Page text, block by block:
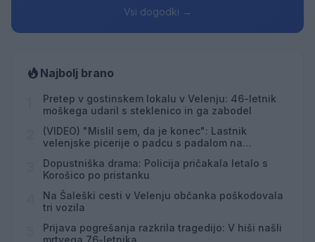
Vsi dogodki →
Najbolj brano
Pretep v gostinskem lokalu v Velenju: 46-letnik
moškega udaril s steklenico in ga zabodel
(VIDEO) "Mislil sem, da je konec": Lastnik
velenjske picerije o padcu s padalom na
Dopustniška drama: Policija pričakala letalo s
Korošico po pristanku
Na Šaleški cesti v Velenju občanka poškodovala
tri vozila
Prijava pogrešanja razkrila tragedijo: V hiši našli
mrtvega 76-letnika